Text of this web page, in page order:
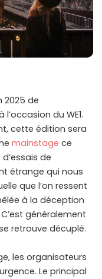
2025 de
du WE1.
cette édition sera
mainstage ce
de
étrange qui nous
que l’on ressent
à la déception
généralement
retrouve décuplé.
les organisateurs
Le principal